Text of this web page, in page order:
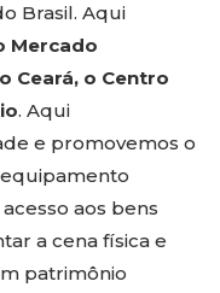
Brasil. Aqui
Mercado
Ceará, o Centro
. Aqui
e promovemos o
aos bens
a cena física e
patrimônio